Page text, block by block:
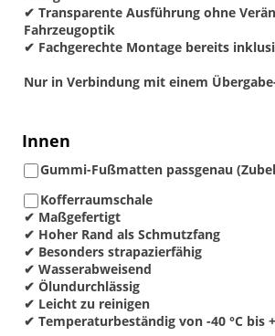
✔ Transparente Ausführung ohne
Fahrzeugoptik
✔ Fachgerechte Montage bereits
Nur in Verbindung mit einem
Innen
Gummi-Fußmatten passgenau
Kofferraumschale
✔ Maßgefertigt
✔ Hoher Rand als Schmutzfang
✔ Besonders strapazierfähig
✔ Wasserabweisend
✔ Ölundurchlässig
✔ Leicht zu reinigen
✔ Temperaturbeständig von -40 °C bis